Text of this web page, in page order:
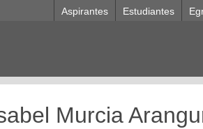
Aspirantes Estudiantes
Murcia